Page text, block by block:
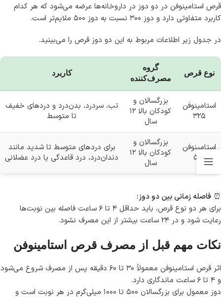
قرص استامینوفن در دو دوز در داروخانه‌ها عرضه می‌شود که هر کدام
کاربرد متفاوتی دارد و دوز ۳۰۰ نسبت به دوز ۵۰۰ ملایم‌تر است.
در جدول زیر اطلاعات مربوط به این دو دوز قرص را می‌بینید.
نوع قرص
گروه
مصرف‌کننده
کاربرد
استامینوفن
۳۲۵
بزرگسالان و
کودکان بالا ۱۲
سال
تب، سردرد، بدن‌درد و دردهای خفیف
تا متوسط
استامینوفن
۵۰۰
بزرگسالان و
کودکان بالا ۱۲
سال
برای دردهای متوسط تا شدید مانند
دندان‌درد، درد قاعدگی یا درد عضلانی
⏰ فاصله زمانی بین دو دوز:
برای هر دو نوع قرص، باید حداقل ۴ تا ۶ ساعت فاصله بین نوبت‌ها
رعایت شود و در ۲۴ ساعت بیشتر از این مصرف نشود.
نکات مهم قبل از مصرف قرص استامینوفن
اثر قرص استامینوفن معمولاً ۳۰ تا ۶۰ دقیقه پس از مصرف شروع می‌شود
و ۴ تا ۶ ساعت ماندگاری دارد.
دوز معمول برای بزرگسالان ۵۰۰ تا ۱۰۰۰ میلی‌گرم در هر نوبت است و